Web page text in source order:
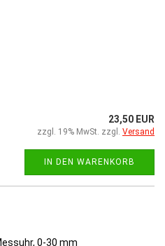
23,50 EUR
zzgl. 19% MwSt. zzgl. Versand
IN DEN WARENKORB